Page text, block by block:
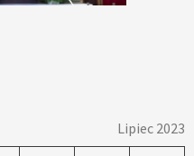
Lipiec 2023